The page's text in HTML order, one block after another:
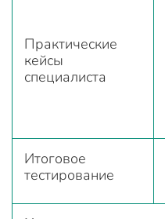
Практические
кейсы
специалиста
Итоговое
тестирование